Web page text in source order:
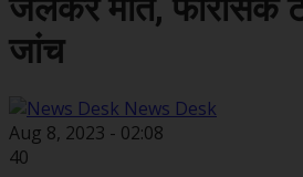
जलकर मौत, फोरेंसिक
जांच
News Desk
Aug 8, 2023 - 02:08
40